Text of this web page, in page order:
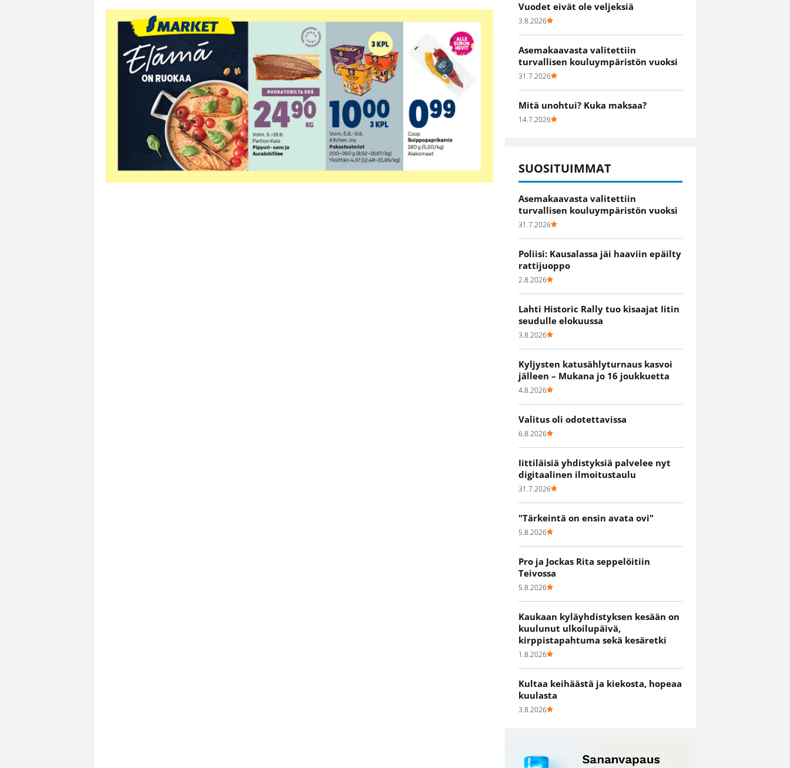
Vuodet eivät ole veljeksiä
3.8.2026
Asemakaavasta valitettiin
turvallisen kouluympäristön vuoksi
31.7.2026
Mitä unohtui? Kuka maksaa?
14.7.2026
SUOSITUIMMAT
Asemakaavasta valitettiin
turvallisen kouluympäristön vuoksi
31.7.2026
Poliisi: Kausalassa jäi haaviin epäilty
rattijuoppo
2.8.2026
Lahti Historic Rally tuo kisaajat Iitin
seudulle elokuussa
3.8.2026
Kyljysten katusählyturnaus kasvoi
jälleen – Mukana jo 16 joukkuetta
4.8.2026
Valitus oli odotettavissa
6.8.2026
Iittiläisiä yhdistyksiä palvelee nyt
digitaalinen ilmoitustaulu
31.7.2026
"Tärkeintä on ensin avata ovi"
5.8.2026
Pro ja Jockas Rita seppelöitiin
Teivossa
5.8.2026
Kaukaan kyläyhdistyksen kesään on
kuulunut ulkoilupäivä,
kirppistapahtuma sekä kesäretki
1.8.2026
Kultaa keihäästä ja kiekosta, hopeaa
kuulasta
3.8.2026